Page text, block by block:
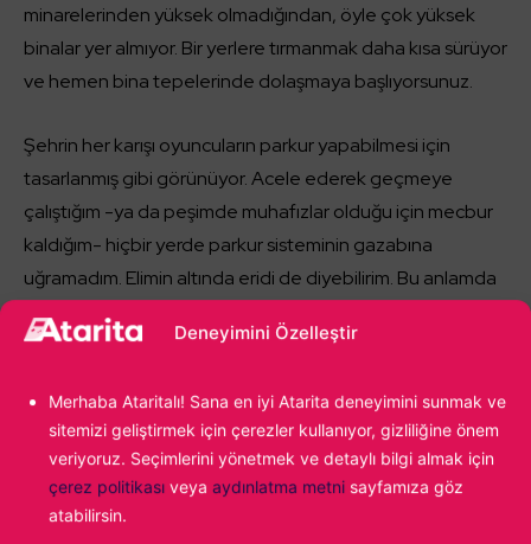
Deneyimini Özelleştir
Merhaba Ataritalı! Sana en iyi Atarita deneyimini sunmak ve
sitemizi geliştirmek için çerezler kullanıyor, gizliliğine önem
veriyoruz. Seçimlerini yönetmek ve detaylı bilgi almak için
çerez politikası veya aydınlatma metni sayfamıza göz
atabilirsin.
minarelerinden yüksek olmadığından, öyle çok yüksek
binalar yer almıyor. Bir yerlere tırmanmak daha kısa sürüyor
ve hemen bina tepelerinde dolaşmaya başlıyorsunuz.
Şehrin her karışı oyuncuların parkur yapabilmesi için
tasarlanmış gibi görünüyor. Acele ederek geçmeye
çalıştığım -ya da peşimde muhafızlar olduğu için mecbur
kaldığım- hiçbir yerde parkur sisteminin gazabına
uğramadım. Elimin altında eridi de diyebilirim. Bu anlamda
Unity’de olduğu kadar keyifli geldi. Son üç oyunun
dolaşıyordum.